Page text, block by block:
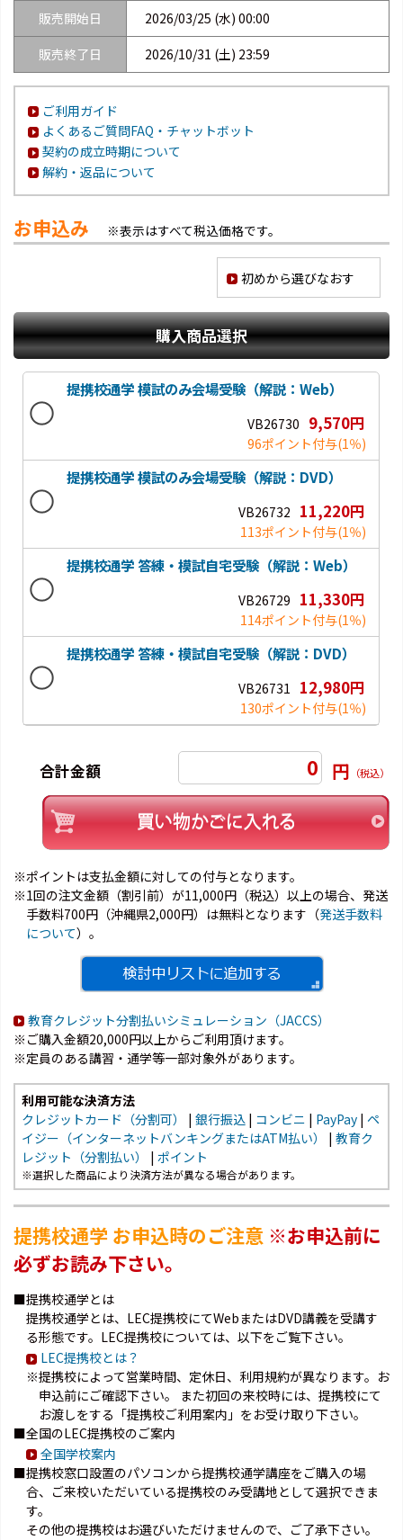
販売開始日
2026/03/25 (水) 00:00
販売終了日
2026/10/31 (土) 23:59
ご利用ガイド
よくあるご質問FAQ・チャットボット
契約の成立時期について
解約・返品について
お申込み ※表示はすべて税込価格です。
初めから選びなおす
購入商品選択
提携校通学 模試のみ会場受験（解説：Web）
VB26730 9,570円
96ポイント付与(1％)
提携校通学 模試のみ会場受験（解説：DVD）
VB26732 11,220円
113ポイント付与(1％)
提携校通学 答練・模試自宅受験（解説：Web）
VB26729 11,330円
114ポイント付与(1％)
提携校通学 答練・模試自宅受験（解説：DVD）
VB26731 12,980円
130ポイント付与(1％)
合計金額 0 円 （税込）
※ポイントは支払金額に対しての付与となります。
※1回の注文金額（割引前）が11,000円（税込）以上の場合、発送
手数料700円（沖縄県2,000円）は無料となります（発送手数料
について）。
教育クレジット分割払いシミュレーション（JACCS）
※ご購入金額20,000円以上からご利用頂けます。
※定員のある講習・通学等一部対象外があります。
利用可能な決済方法
クレジットカード（分割可）
| 銀行振込 | コンビニ | PayPay | ペ
イジー（インターネットバンキングまたはATM払い）
| 教育ク
レジット（分割払い）
| ポイント
※選択した商品により決済方法が異なる場合があります。
提携校通学 お申込時のご注意 ※お申込前に
必ずお読み下さい。
■提携校通学とは
提携校通学とは、LEC提携校にてWebまたはDVD講義を受講す
る形態です。LEC提携校については、以下をご覧下さい。
LEC提携校とは？
※提携校によって営業時間、定休日、利用規約が異なります。お
申込前にご確認下さい。 また初回の来校時には、提携校にて
お渡しをする「提携校ご利用案内」をお受け取り下さい。
■全国のLEC提携校のご案内
全国学校案内
■提携校窓口設置のパソコンから提携校通学講座をご購入の場
合、ご来校いただいている提携校のみ受講地として選択できま
す。
その他の提携校はお選びいただけませんので、ご了承下さい。